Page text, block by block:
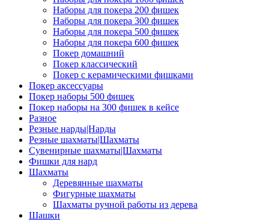
Наборы для покера 200 фишек
Наборы для покера 300 фишек
Наборы для покера 500 фишек
Наборы для покера 600 фишек
Покер домашний
Покер классический
Покер с керамическими фишками
Покер аксессуары
Покер наборы 500 фишек
Покер наборы на 300 фишек в кейсе
Разное
Резные нарды|Нарды
Резные шахматы|Шахматы
Сувенирные шахматы|Шахматы
Фишки для нард
Шахматы
Деревянные шахматы
Фигурные шахматы
Шахматы ручной работы из дерева
Шашки